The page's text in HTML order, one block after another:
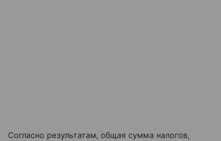
Согласно результатам, общая сумма налогов,